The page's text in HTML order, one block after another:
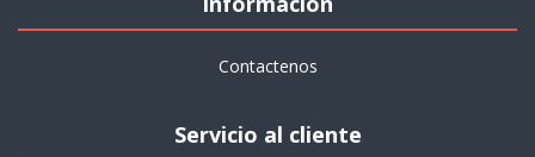
Contactenos
Servicio al cliente